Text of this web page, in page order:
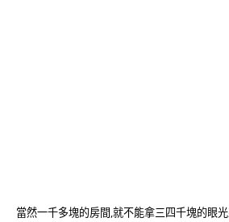
當然一千多塊的房間,就不能拿三四千塊的眼